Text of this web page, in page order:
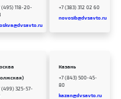
(495) 118-20-
+7 (383) 312 02 60
novosib@dvsavto.ru
(499) 325-57-
Казань
+7 (843) 500-45-
80
kazan@dvsavto.ru